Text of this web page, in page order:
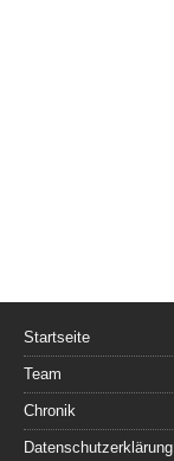
Startseite
Team
Chronik
Datenschutzerklärung